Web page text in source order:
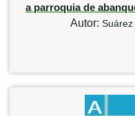
a parroquia de
Autor: